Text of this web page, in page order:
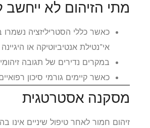
מתי הזיהום לא ייחשב
כאשר כללי הסטריליזציה
אי־נטילת אנטיביוטיקה או
במקרים נדירים של תגובה
כאשר קיימים גורמי סיכון
מסקנה אסטרטגית
זיהום חמור לאחר טיפול שיניים